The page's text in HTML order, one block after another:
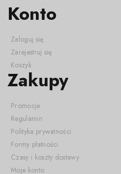
Konto
Zaloguj się
Zarejestruj się
Koszyk
Zakupy
Promocje
Regulamin
Polityka prywatności
Formy płatności
Czasy i koszty dostawy
Moje konto